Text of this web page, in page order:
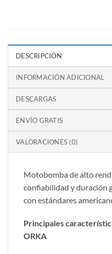
DESCRIPCIÓN
INFORMACIÓN ADICIONAL
DESCARGAS
ENVÍO GRATIS
VALORACIONES (0)
Motobomba de alto
confiabilidad y duración
con estándares
Principales
ORKA